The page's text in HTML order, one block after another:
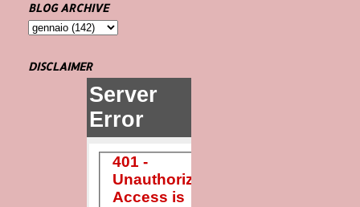
BLOG ARCHIVE
DISCLAIMER